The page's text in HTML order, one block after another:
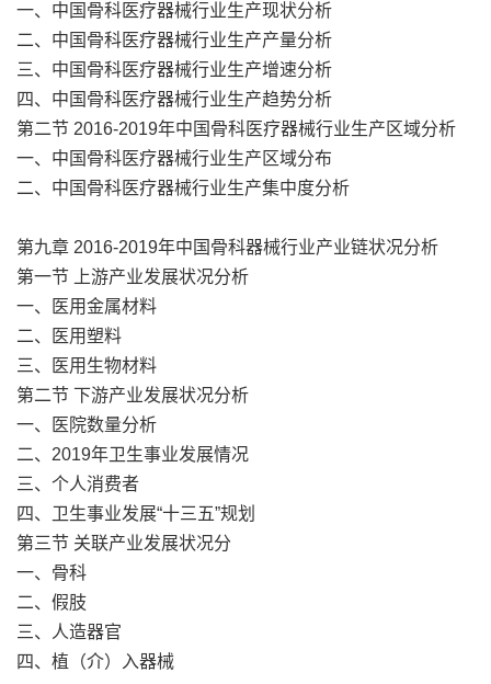
一、中国骨科医疗器械行业生产现状分析
二、中国骨科医疗器械行业生产产量分析
三、中国骨科医疗器械行业生产增速分析
四、中国骨科医疗器械行业生产趋势分析
第二节 2016-2019年中国骨科医疗器械行业生产区域分析
一、中国骨科医疗器械行业生产区域分布
二、中国骨科医疗器械行业生产集中度分析
第九章 2016-2019年中国骨科器械行业产业链状况分析
第一节 上游产业发展状况分析
一、医用金属材料
二、医用塑料
三、医用生物材料
第二节 下游产业发展状况分析
一、医院数量分析
二、2019年卫生事业发展情况
三、个人消费者
四、卫生事业发展“十三五”规划
第三节 关联产业发展状况分
一、骨科
二、假肢
三、人造器官
四、植（介）入器械